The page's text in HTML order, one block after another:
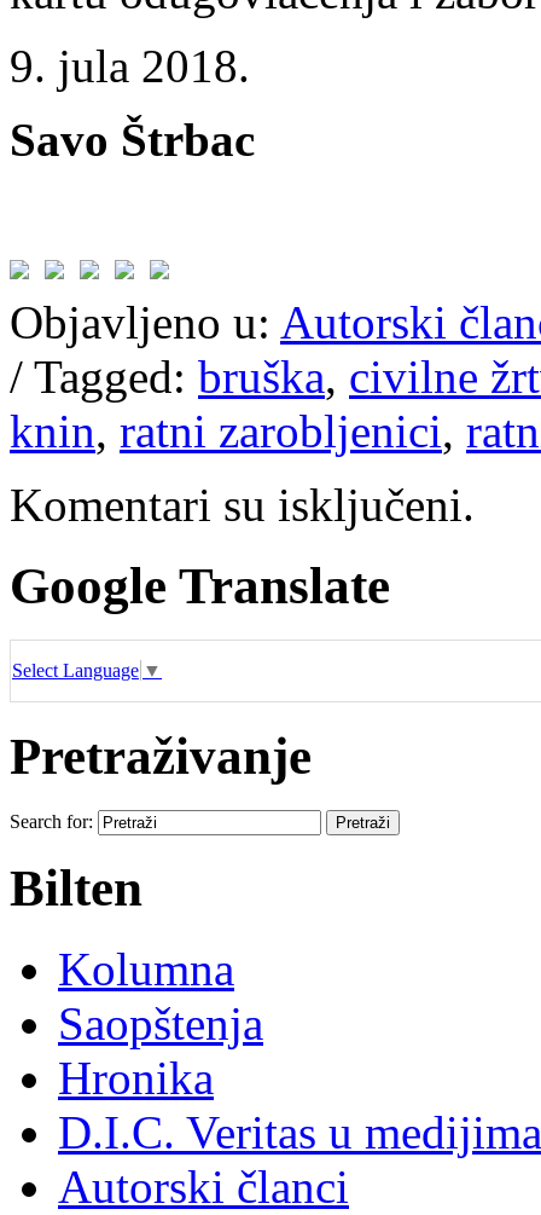
9. jula 2018.
Savo Štrbac
Objavljeno u: Autorski
/ Tagged: bruška, civilne
knin, ratni zarobljenici,
Komentari su isključeni.
Google Translate
Select Language ▼
Pretraživanje
Search for:
Bilten
Kolumna
Saopštenja
Hronika
D.I.C. Veritas u medijima
Autorski članci